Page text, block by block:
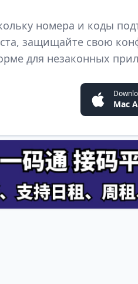
номера и коды
защищайте свою
для незаконных
Mac